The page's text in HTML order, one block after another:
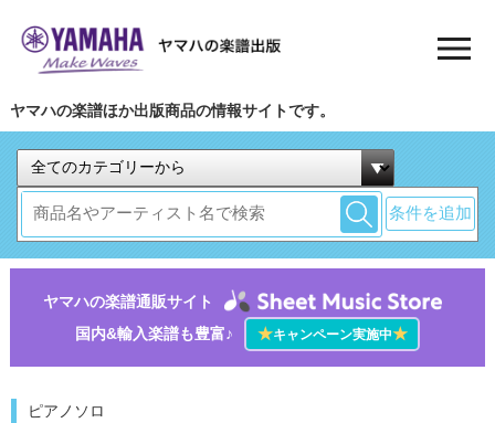
ヤマハの楽譜ほか出版商品の情報サイトです。
条件を追加
ヤマハの楽譜通販サイト
国内&輸入楽譜も豊富♪
★キャンペーン実施中★
ピアノソロ